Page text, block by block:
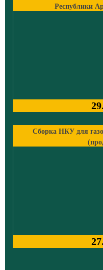
Республики
Сборка НКУ для